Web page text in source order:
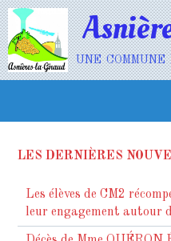
une
LES DERNIÈRES
Les élèves de CM2
leur engagement autour